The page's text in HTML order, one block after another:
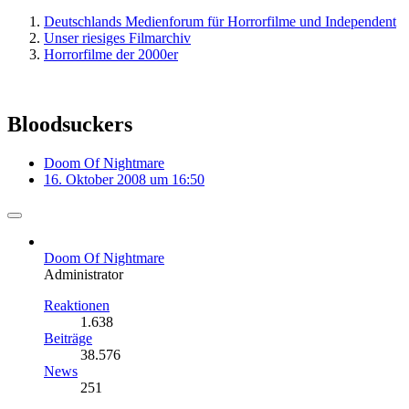
Deutschlands Medienforum für Horrorfilme und Independent
Unser riesiges Filmarchiv
Horrorfilme der 2000er
Bloodsuckers
Doom Of Nightmare
16. Oktober 2008 um 16:50
Doom Of Nightmare
Administrator
Reaktionen
1.638
Beiträge
38.576
News
251